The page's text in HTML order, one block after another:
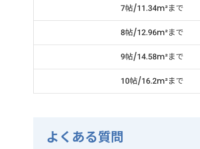
7帖/11.34m²まで
8帖/12.96m²まで
9帖/14.58m²まで
10帖/16.2m²まで
よくある質問